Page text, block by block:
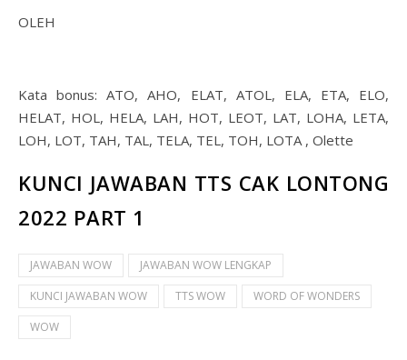
OLEH
Kata bonus: ATO, AHO, ELAT, ATOL, ELA, ETA, ELO,
HELAT, HOL, HELA, LAH, HOT, LEOT, LAT, LOHA, LETA,
LOH, LOT, TAH, TAL, TELA, TEL, TOH, LOTA , Olette
KUNCI JAWABAN TTS CAK LONTONG
2022 PART 1
JAWABAN WOW
JAWABAN WOW LENGKAP
KUNCI JAWABAN WOW
TTS WOW
WORD OF WONDERS
WOW